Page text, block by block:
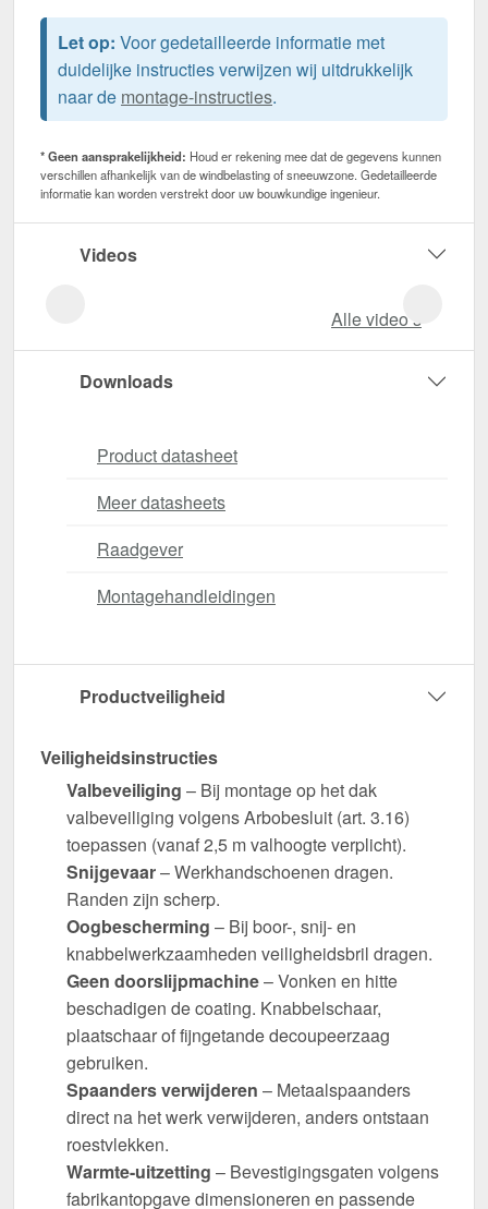
Let op: Voor gedetailleerde informatie met
duidelijke instructies verwijzen wij uitdrukkelijk
naar de montage-instructies.
* Geen aansprakelijkheid: Houd er rekening mee dat de gegevens kunnen
verschillen afhankelijk van de windbelasting of sneeuwzone. Gedetailleerde
informatie kan worden verstrekt door uw bouwkundige ingenieur.
Videos
Alle video‘s
Downloads
Product datasheet
Meer datasheets
Raadgever
Montagehandleidingen
Productveiligheid
Veiligheidsinstructies
Valbeveiliging – Bij montage op het dak
valbeveiliging volgens Arbobesluit (art. 3.16)
toepassen (vanaf 2,5 m valhoogte verplicht).
Snijgevaar– Werkhandschoenen dragen.
Randen zijn scherp.
Oogbescherming – Bij boor-, snij- en
knabbelwerkzaamheden veiligheidsbril dragen.
Geen doorslijpmachine– Vonken en hitte
beschadigen de coating. Knabbelschaar,
plaatschaar of fijngetande decoupeerzaag
gebruiken.
Spaanders verwijderen – Metaalspaanders
direct na het werk verwijderen, anders ontstaan
roestvlekken.
Warmte-uitzetting – Bevestigingsgaten volgens
fabrikantopgave dimensioneren en passende